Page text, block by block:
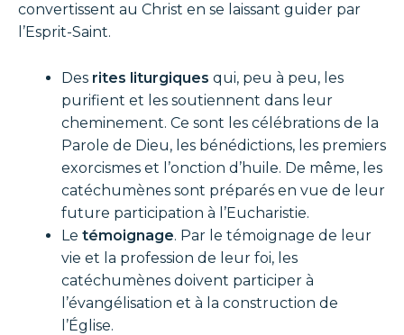
convertissent au Christ en se laissant guider par
l’Esprit-Saint.
Des rites liturgiques qui, peu à peu, les
purifient et les soutiennent dans leur
cheminement. Ce sont les célébrations de la
Parole de Dieu, les bénédictions, les premiers
exorcismes et l’onction d’huile. De même, les
catéchumènes sont préparés en vue de leur
future participation à l’Eucharistie.
Le témoignage. Par le témoignage de leur
vie et la profession de leur foi, les
catéchumènes doivent participer à
l’évangélisation et à la construction de
l’Église.